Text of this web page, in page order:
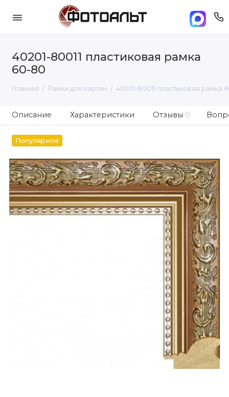
40201-80011 пластиковая рамка
60-80
Главная Рамки для картин 40201-80011 пластиковая рамка
Описание Характеристики Отзывы 0
Популярное